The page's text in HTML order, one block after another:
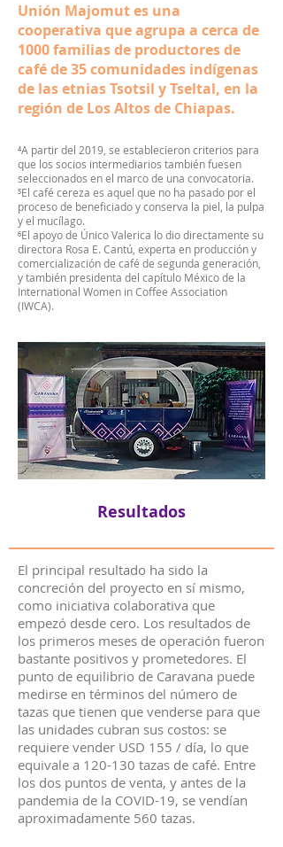
Unión Majomut es una
cooperativa que agrupa a cerca de
1000 familias de productores de
café de 35 comunidades indígenas
de las etnias Tsotsil y Tseltal, en la
región de Los Altos de Chiapas.
⁴A partir del 2019, se establecieron criterios para
que los socios intermediarios también fuesen
seleccionados en el marco de una convocatoria.
⁵El café cereza es aquel que no ha pasado por el
proceso de beneficiado y conserva la piel, la pulpa
y el mucílago.
⁶El apoyo de Único Valerica lo dio directamente su
directora Rosa E. Cantú, experta en producción y
comercialización de café de segunda generación,
y también presidenta del capítulo México de la
International Women in Coffee Association
(IWCA).
Resultados
El principal resultado ha sido la
concreción del proyecto en sí mismo,
como iniciativa colaborativa que
empezó desde cero. Los resultados de
los primeros meses de operación fueron
bastante positivos y prometedores. El
punto de equilibrio de Caravana puede
medirse en términos del número de
tazas que tienen que venderse para que
las unidades cubran sus costos: se
requiere vender USD 155 / día, lo que
equivale a 120-130 tazas de café. Entre
los dos puntos de venta, y antes de la
pandemia de la COVID-19, se vendían
aproximadamente 560 tazas.